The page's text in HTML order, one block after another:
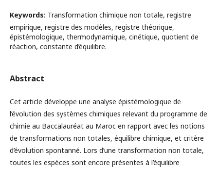
Keywords: Transformation chimique non totale, registre
empirique, registre des modèles, registre théorique,
épistémologique, thermodynamique, cinétique, quotient de
réaction, constante d’équilibre.
Abstract
Cet article développe une analyse épistémologique de
l’évolution des systèmes chimiques relevant du programme de
chimie au Baccalauréat au Maroc en rapport avec les notions
de transformations non totales, équilibre chimique, et critère
d’évolution spontanné. Lors d’une transformation non totale,
toutes les espèces sont encore présentes à l’équilibre